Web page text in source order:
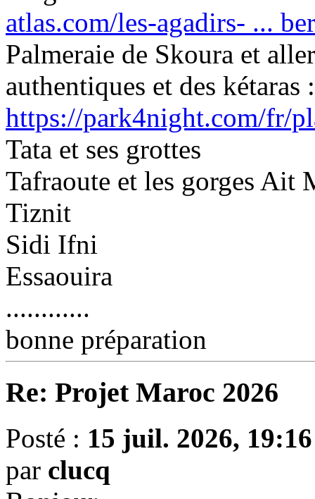
atlas.com/les-agadirs- ...
Palmeraie de Skoura et
authentiques et des kétaras :
https://park4night.com/fr/
Tata et ses grottes
Tafraoute et les gorges Ait
Tiznit
Sidi Ifni
Essaouira
............
bonne préparation
Re: Projet Maroc 2026
Posté : 15 juil. 2026, 19:16
par clucq